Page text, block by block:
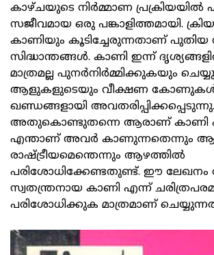
കാഴ്ചയുടെ നിർമ്മാണ പ്രക്രിയയിൽ
സജീവമായ ഒരു പങ്കാളിത്തമായി.
കാണിയും കൂടിച്ചേരുന്നതാണ് പുതിയ
സിദ്ധാന്തങ്ങൾ. കാണി ഇന്ന്
മാത്രമല്ല പുനർനിർമ്മിക്കുകയും
ആളുകളുടെയും വീക്ഷണ കോണുകൾ
ഖണ്ഡങ്ങളായി അവതരിപ്പിക്കപ്പെടുന്നു.
അതുകൊണ്ടുതന്നെ ആരാണ് കാണി
എന്താണ് അവർ കാണുന്നതെന്നും ആ
രാഷ്ട്രീയമെന്തെന്നും ആഴത്തിൽ
പരിശോധിക്കേണ്ടതുണ്ട്. ഈ
സ്വതന്ത്രനായ കാണി എന്ന്
പരിശോധിക്കുക മാത്രമാണ്